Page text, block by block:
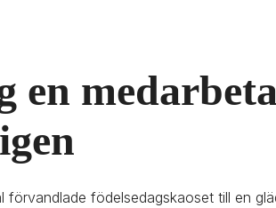
en
förvandlade födelsedagskaoset till en